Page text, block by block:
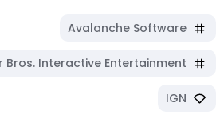
Avalanche Software
Bros. Interactive Entertainment
IGN